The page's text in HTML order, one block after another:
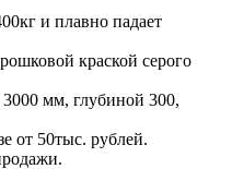
и плавно падает
краской серого
мм, глубиной 300,
от 50тыс. рублей.